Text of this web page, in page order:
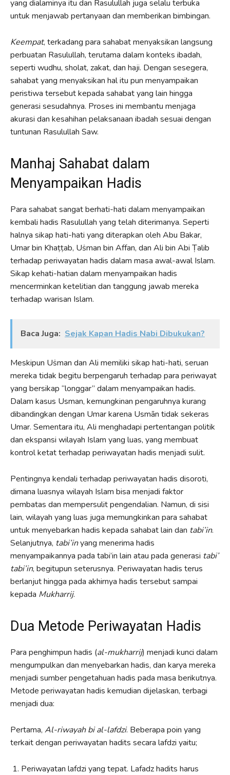
yang dialaminya itu dan Rasulullah juga selalu terbuka
untuk menjawab pertanyaan dan memberikan bimbingan.
Keempat, terkadang para sahabat menyaksikan langsung
perbuatan Rasulullah, terutama dalam konteks ibadah,
seperti wudhu, sholat, zakat, dan haji. Dengan sesegera,
sahabat yang menyaksikan hal itu pun menyampaikan
peristiwa tersebut kepada sahabat yang lain hingga
generasi sesudahnya. Proses ini membantu menjaga
akurasi dan kesahihan pelaksanaan ibadah sesuai dengan
tuntunan Rasulullah Saw.
Manhaj Sahabat dalam
Menyampaikan Hadis
Para sahabat sangat berhati-hati dalam menyampaikan
kembali hadis Rasulullah yang telah diterimanya. Seperti
halnya sikap hati-hati yang diterapkan oleh Abu Bakar,
Umar bin Khaṭṭab, Uṡman bin Affan, dan Ali bin Abi Ṭalib
terhadap periwayatan hadis dalam masa awal-awal Islam.
Sikap kehati-hatian dalam menyampaikan hadis
mencerminkan ketelitian dan tanggung jawab mereka
terhadap warisan Islam.
Baca Juga: Sejak Kapan Hadis Nabi Dibukukan?
Meskipun Uṡman dan Ali memiliki sikap hati-hati, seruan
mereka tidak begitu berpengaruh terhadap para periwayat
yang bersikap “longgar” dalam menyampaikan hadis.
Dalam kasus Usman, kemungkinan pengaruhnya kurang
dibandingkan dengan Umar karena Usmān tidak sekeras
Umar. Sementara itu, Ali menghadapi pertentangan politik
dan ekspansi wilayah Islam yang luas, yang membuat
kontrol ketat terhadap periwayatan hadis menjadi sulit.
Pentingnya kendali terhadap periwayatan hadis disoroti,
dimana luasnya wilayah Islam bisa menjadi faktor
pembatas dan mempersulit pengendalian. Namun, di sisi
lain, wilayah yang luas juga memungkinkan para sahabat
untuk menyebarkan hadis kepada sahabat lain dan tabi’in.
Selanjutnya, tabi’inyang menerima hadis
menyampaikannya pada tabi’in lain atau pada generasi tabi’
tabi’in, begitupun seterusnya. Periwayatan hadis terus
berlanjut hingga pada akhirnya hadis tersebut sampai
kepada Mukharrij.
Dua Metode Periwayatan Hadis
Para penghimpun hadis (al-mukharrij) menjadi kunci dalam
mengumpulkan dan menyebarkan hadis, dan karya mereka
menjadi sumber pengetahuan hadis pada masa berikutnya.
Metode periwayatan hadis kemudian dijelaskan, terbagi
menjadi dua:
Pertama, Al-riwayah bi al-lafdzi. Beberapa poin yang
terkait dengan periwayatan hadits secara lafdzi yaitu;
Periwayatan lafdzi yang tepat. Lafadz hadits harus